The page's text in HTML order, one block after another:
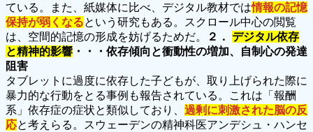
ている。また、紙媒体に比べ、デジタル教材では情報の記憶
保持が弱くなるという研究もある。スクロール中心の閲覧
は、空間的記憶の形成を妨げるためだ。
２． デジタル依存
と精神的影響 ・・・依存傾向と衝動性の増加、自制心の発達
阻害
タブレットに過度に依存した子どもが、取り上げられた際に
暴力的な行動をとる事例も報告されている。これは「報酬
系」依存症の症状と類似しており、 過剰に刺激された脳の反
応と考えらる。スウェーデンの精神科医アンデシュ・ハンセ